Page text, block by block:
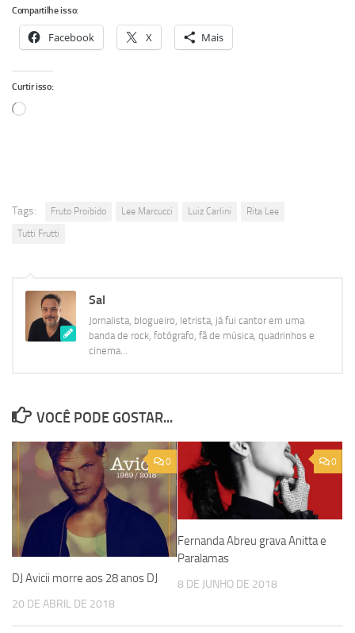
Compartilhe isso:
Facebook X Mais
Curtir isso:
Carregando...
Tags: Fruto Proibido Lee Marcucci Luiz Carlini
Rita Lee
Tutti Frutti
Sal
Jornalista, blogueiro, letrista, já fui cantor em uma
banda de rock, fotógrafo, fã de música, quadrinhos e
cinema...
VOCÊ PODE GOSTAR...
0
DJ Avicii morre aos 28 anos DJ
20 DE ABRIL DE 2018
0
Fernanda Abreu grava Anitta e
Paralamas
8 DE JUNHO DE 2018